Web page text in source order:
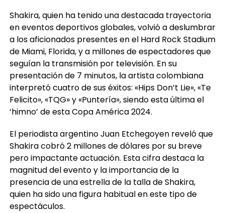
Shakira, quien ha tenido una destacada trayectoria
en eventos deportivos globales, volvió a deslumbrar
a los aficionados presentes en el Hard Rock Stadium
de Miami, Florida, y a millones de espectadores que
seguían la transmisión por televisión. En su
presentación de 7 minutos, la artista colombiana
interpretó cuatro de sus éxitos: «Hips Don’t Lie», «Te
Felicito», «TQG» y «Puntería», siendo esta última el
‘himno’ de esta Copa América 2024.
El periodista argentino Juan Etchegoyen reveló que
Shakira cobró 2 millones de dólares por su breve
pero impactante actuación. Esta cifra destaca la
magnitud del evento y la importancia de la
presencia de una estrella de la talla de Shakira,
quien ha sido una figura habitual en este tipo de
espectáculos.